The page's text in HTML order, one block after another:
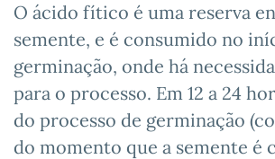
O ácido fítico é uma reserva
semente, e é consumido no
germinação, onde há
para o processo. Em 12 a 24
do processo de germinação
do momento que a semente é